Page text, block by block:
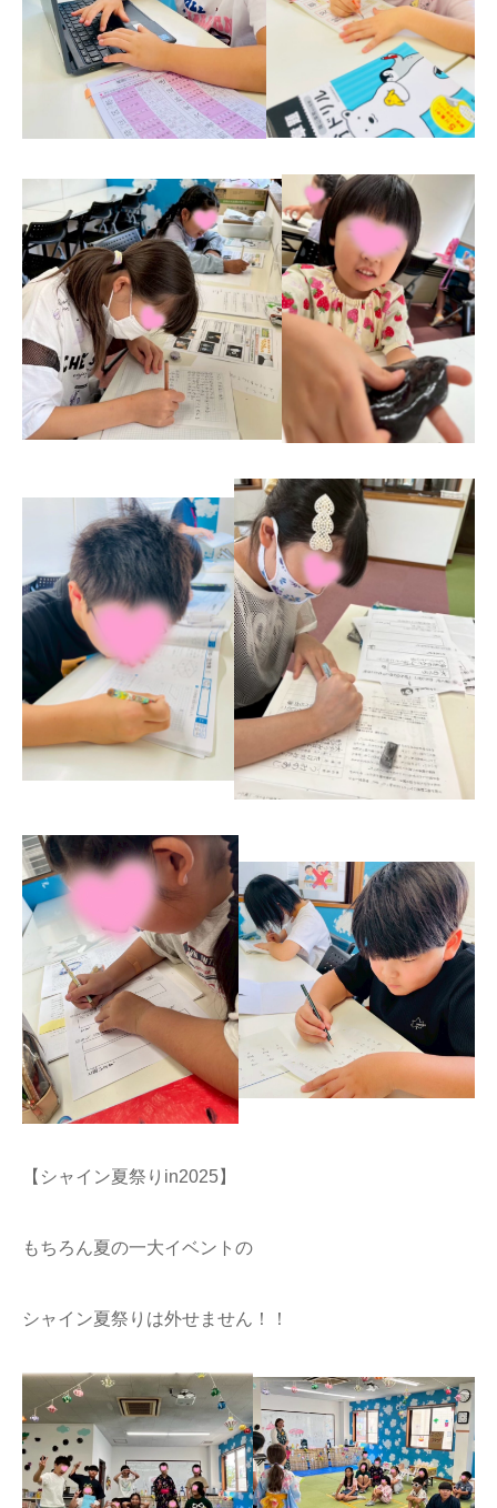
【シャイン夏祭りin2025】
もちろん夏の一大イベントの
シャイン夏祭りは外せません！！